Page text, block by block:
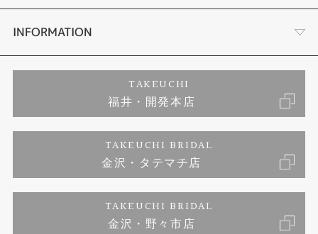
セットリング
エタニティリング
婚約ネックレス
ダイヤモンドカッターブランド
アフターメンテナンス
富山指輪工房｜手作りペアリング
富山指輪工房｜手作り結婚指輪 and 婚約指輪
富山指輪工房｜手作り婚約指輪プロポーズプラン
店舗情報
お問い合わせ
INFORMATION
プライバシーポリシー
TAKEUCHI
福井・開発本店
TAKEUCHI BRIDAL
金沢・タテマチ店
TAKEUCHI BRIDAL
金沢・野々市店